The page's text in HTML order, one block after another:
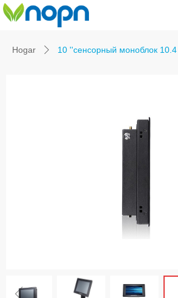
Hogar ꄲ 10 ''сенсорный моноблок